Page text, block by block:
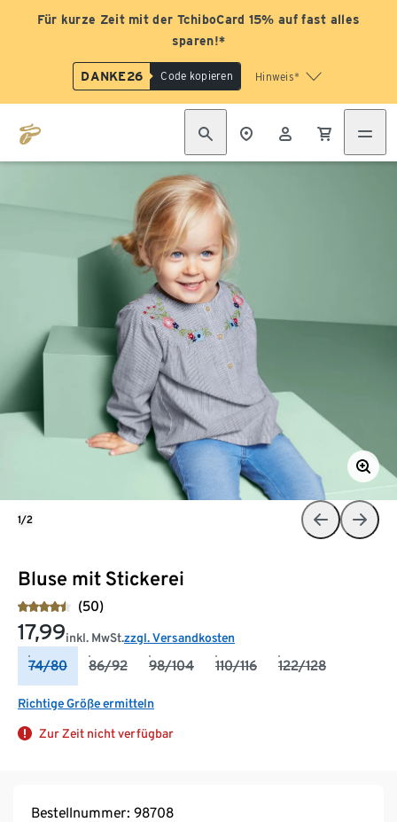
Für kurze Zeit mit der TchiboCard 15% auf fast alles
sparen!*
DANKE26 Code kopieren Hinweis*
Bluse mit Stickerei
(50)
17,99inkl. MwSt.zzgl. Versandkosten
74/80 86/92 98/104 110/116 122/128
Richtige Größe ermitteln
Zur Zeit nicht verfügbar
1/2
Bestellnummer: 98708